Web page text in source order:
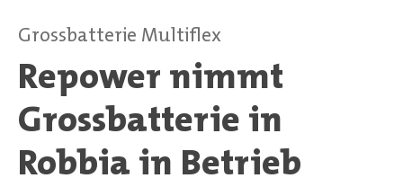
Grossbatterie Multiflex
Repower nimmt
Grossbatterie in
Robbia in Betrieb